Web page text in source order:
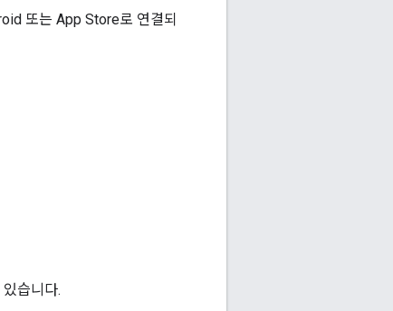
또는 App Store로 연결되
습니다.